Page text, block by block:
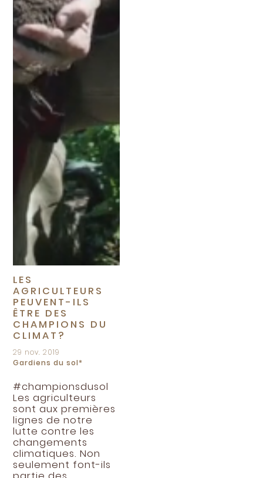
LES
AGRICULTEURS
PEUVENT-ILS
ÊTRE DES
CHAMPIONS DU
CLIMAT?
29 nov. 2019
Gardiens du sol*
#championsdusol
Les agriculteurs
sont aux premières
lignes de notre
lutte contre les
changements
climatiques. Non
seulement font-ils